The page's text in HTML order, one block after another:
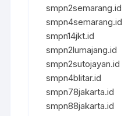
smpn2semarang.id
smpn4semarang.id
smpn14jkt.id
smpn2lumajang.id
smpn2sutojayan.id
smpn4blitar.id
smpn78jakarta.id
smpn88jakarta.id